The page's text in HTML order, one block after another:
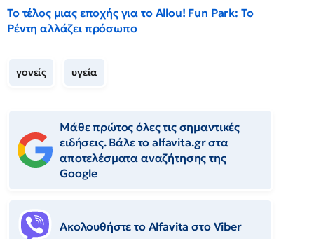
Το τέλος μιας εποχής για το Allou! Fun Park: Το
Ρέντη αλλάζει πρόσωπο
γονείς υγεία
Μάθε πρώτος όλες τις σημαντικές
ειδήσεις. Βάλε το alfavita.gr στα
αποτελέσματα αναζήτησης της
Google
Ακολουθήστε το Αlfavita στο Viber